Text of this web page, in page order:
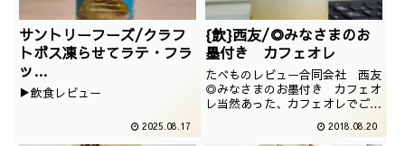
サントリーフーズ/クラフ
トボス凍らせてラテ・フラ
ッ
ペ/4901777430532/2025
▶飲食レビュー
2025.08.17
{飲}西友/◎みなさまのお
墨付き カフェオレ
たべものレビュー合同会社 西友
◎みなさまのお墨付き カフェオ
レ当然あった、カフェオレでござ
います。撮影日は2016年05月
2018.08.20